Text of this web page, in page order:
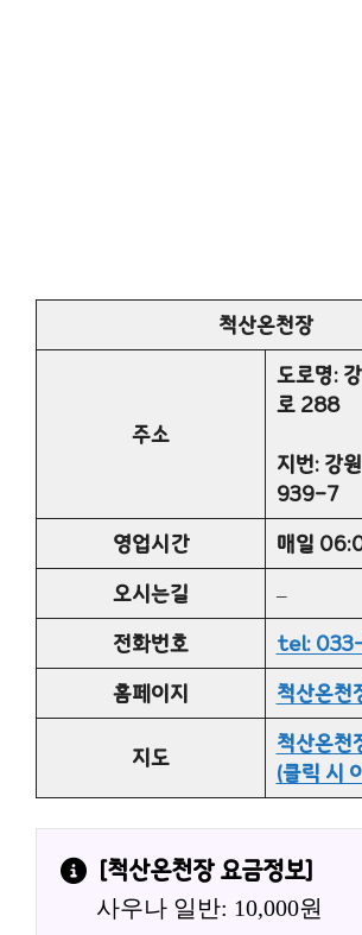
척산온천장
주소
도로명:
로 288
지번: 강
939-7
영업시간
매일
오시는길
–
전화번호
tel:
홈페이지
척산온천
지도
척산온천
(클릭 시
[척산온천장 요금정보]
사우나 일반: 10,000원